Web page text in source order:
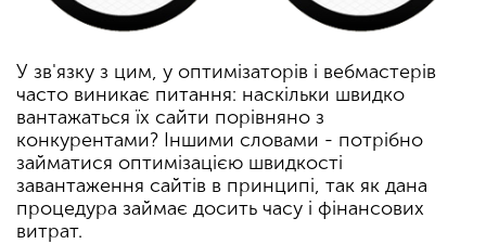
У зв'язку з цим, у оптимізаторів і вебмастерів
часто виникає питання: наскільки швидко
вантажаться їх сайти порівняно з
конкурентами? Іншими словами - потрібно
займатися оптимізацією швидкості
завантаження сайтів в принципі, так як дана
процедура займає досить часу і фінансових
витрат.